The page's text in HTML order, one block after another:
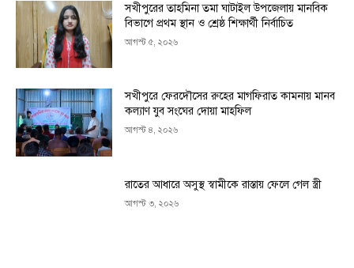
সখীপুরের তাহমিনা তমা ঘাটাইল উপজেলায় মানবিক
বিভাগে প্রথম স্থান ও শ্রেষ্ঠ শিক্ষার্থী নির্বাচিত
আগস্ট ৫, ২০২৬
সখীপুরে ফেরদৌসের রুহের মাগফিরাত কামনায় মানব
কল্যাণ যুব সংঘের দোয়া মাহফিল
আগস্ট ৪, ২০২৬
রাতের আধারে অসুস্থ স্বামীকে রাস্তায় ফেলে গেল স্ত্রী
আগস্ট ৩, ২০২৬